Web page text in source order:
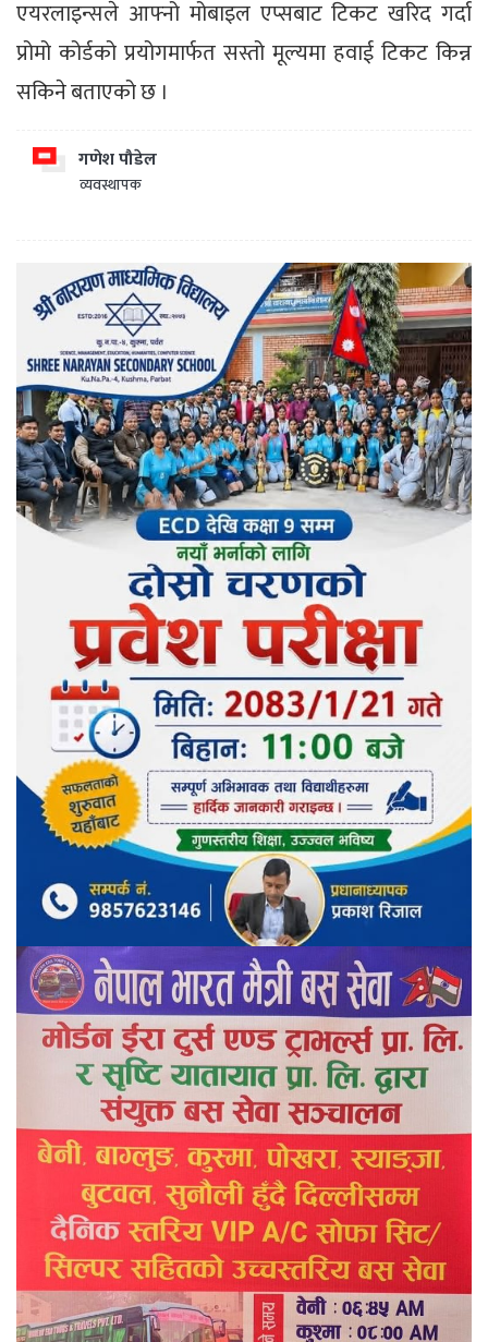
एयरलाइन्सले आफ्नो मोबाइल एप्सबाट टिकट खरिद गर्दा
प्रोमो कोर्डको प्रयोगमार्फत सस्तो मूल्यमा हवाई टिकट किन्न
सकिने बताएको छ ।
गणेश पौडेल
व्यवस्थापक